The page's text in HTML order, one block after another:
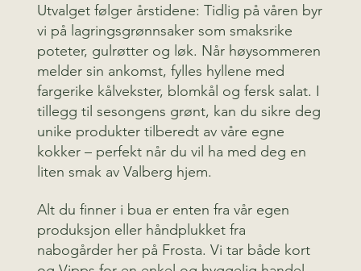
Utvalget følger årstidene: Tidlig på våren byr
vi på lagringsgrønnsaker som smaksrike
poteter, gulrøtter og løk. Når høysommeren
melder sin ankomst, fylles hyllene med
fargerike kålvekster, blomkål og fersk salat. I
tillegg til sesongens grønt, kan du sikre deg
unike produkter tilberedt av våre egne
kokker – perfekt når du vil ha med deg en
liten smak av Valberg hjem.
Alt du finner i bua er enten fra vår egen
produksjon eller håndplukket fra
nabogårder her på Frosta. Vi tar både kort